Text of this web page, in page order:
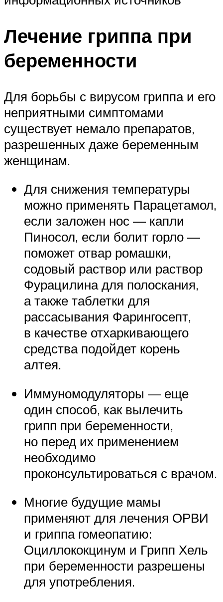
Лечение гриппа при
беременности
Для борьбы с вирусом гриппа и его
неприятными симптомами
существует немало препаратов,
разрешенных даже беременным
женщинам.
Для снижения температуры
можно применять Парацетамол,
если заложен нос — капли
Пиносол, если болит горло —
поможет отвар ромашки,
содовый раствор или раствор
Фурацилина для полоскания,
а также таблетки для
рассасывания Фарингосепт,
в качестве отхаркивающего
средства подойдет корень
алтея.
Иммуномодуляторы — еще
один способ, как вылечить
грипп при беременности,
но перед их применением
необходимо
проконсультироваться с врачом.
Многие будущие мамы
применяют для лечения ОРВИ
и гриппа гомеопатию:
Оциллококцинум и Грипп Хель
при беременности разрешены
для употребления.